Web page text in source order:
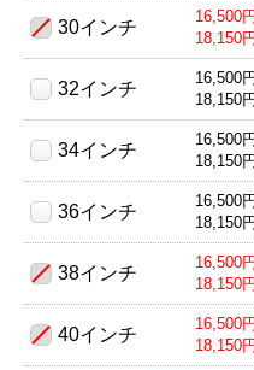
30インチ
16,500
18,150
32インチ
16,500
18,150
34インチ
16,500
18,150
36インチ
16,500
18,150
38インチ
16,500
18,150
40インチ
16,500
18,150